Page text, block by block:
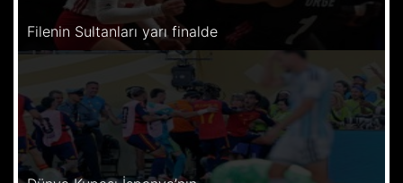
Filenin Sultanları yarı finalde